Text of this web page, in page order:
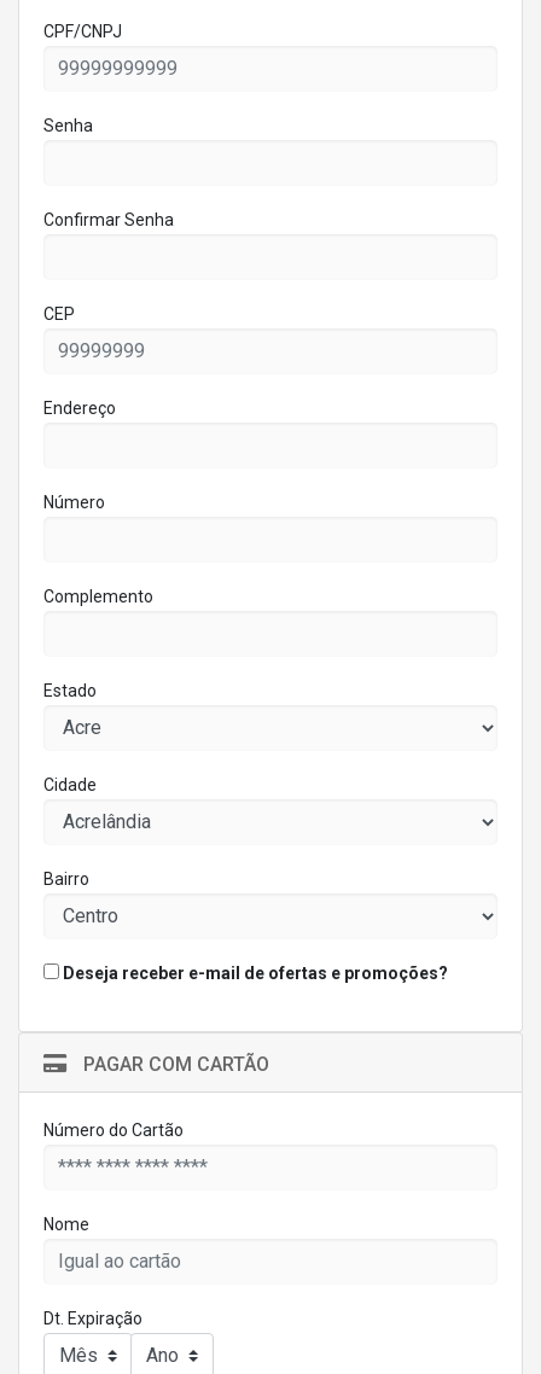
CPF/CNPJ
Senha
Confirmar Senha
CEP
Endereço
Número
Complemento
Estado
Cidade
Bairro
Deseja receber e-mail de ofertas e promoções?
PAGAR COM CARTÃO
Número do Cartão
Nome
Dt. Expiração